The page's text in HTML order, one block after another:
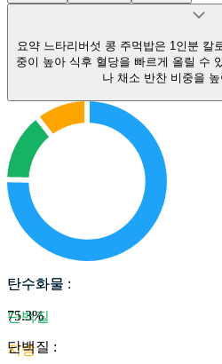
요약 느타리버섯 콩 주먹밥은 1인분 칼
중이 높아 식후 혈당을 빠르게 올릴 수
나 채소 반찬 비중을
탄수화물
단백질
지방
탄수화물 :
75.3%
단백질 :